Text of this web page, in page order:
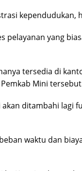
kependudukan,
pelayanan yang
tersedia di
Mini
ditambahi lagi
waktu dan